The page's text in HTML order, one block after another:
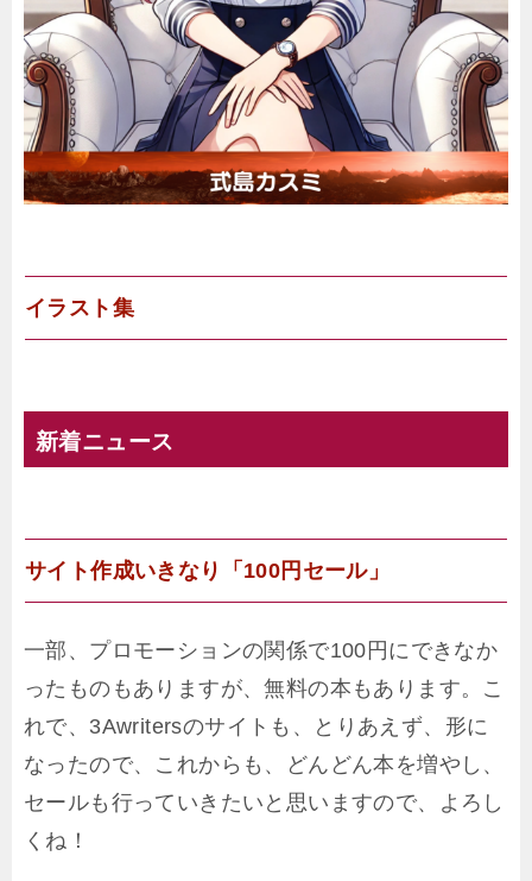
イラスト集
新着ニュース
サイト作成いきなり「100円セール」
一部、プロモーションの関係で100円にできなか
ったものもありますが、無料の本もあります。こ
れで、3Awritersのサイトも、とりあえず、形に
なったので、これからも、どんどん本を増やし、
セールも行っていきたいと思いますので、よろし
くね！